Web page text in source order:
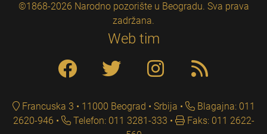
©1868-2026 Narodno pozorište u Beogradu. Sva prava
zadržana.
Web tim
Francuska 3 • 11000 Beograd • Srbija
Blagajna: 011
2620-946
Telefon: 011 3281-333
Faks: 011 2622-